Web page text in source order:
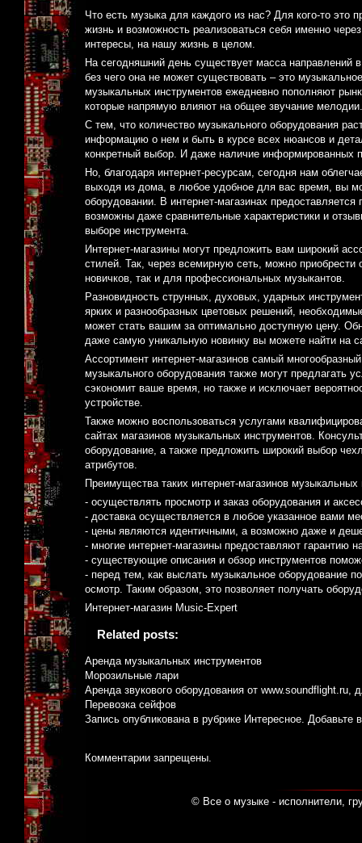
Что есть музыка для каждого из нас? Для кого-то это
жизнь и возможность реализоваться себя именно
интересы, на нашу жизнь в целом.
На сегодняшний день существует масса направлений
без чего она не может существовать – это
музыкальных инструментов ежедневно пополняют
которые напрямую влияют на общее звучание мелодии.
С тем, что количество музыкального оборудования
информацию о нем и быть в курсе всех нюансов и
конкретный выбор. И даже наличие информированных
Но, благодаря интернет-ресурсам, сегодня нам
выходя из дома, в любое удобное для вас время, вы
оборудовании. В интернет-магазинах
возможны даже сравнительные характеристики и
выборе инструмента.
Интернет-магазины могут предложить вам широкий
стилей. Так, через всемирную сеть, можно приобрести
новичков, так и для профессиональных музыкантов.
Разновидность струнных, духовых, ударных
ярких и разнообразных цветовых решений,
может стать вашим за оптимально доступную цену.
даже самую уникальную новинку вы можете найти на
Ассортимент интернет-магазинов самый
музыкального оборудования также могут предлагать
сэкономит ваше время, но также и исключает
устройстве.
Также можно воспользоваться услугами
сайтах магазинов музыкальных инструментов.
оборудование, а также предложить широкий выбор
атрибутов.
Преимущества таких интернет-магазинов музыкальных
- осуществлять просмотр и заказ оборудования и
- доставка осуществляется в любое указанное вами
- цены являются идентичными, а возможно даже и
- многие интернет-магазины предоставляют гарантию
- существующие описания и обзор инструментов
- перед тем, как выслать музыкальное оборудование
осмотр. Таким образом, это позволяет получать
Интернет-магазин Music-Expert
Related posts:
Аренда музыкальных инструментов
Морозильные лари
Аренда звукового оборудования от www.soundflight.ru,
Перевозка сейфов
Запись опубликована в рубрике Интересное. Добавьте
Комментарии запрещены.
© Все о музыке - исполнители,